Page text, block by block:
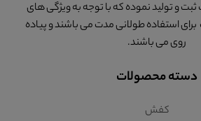
و تولید نموده که با توجه به ویژگی های
استفاده طولانی مدت می باشند و پیاده
روی می باشند.
دسته محصولات
کفش